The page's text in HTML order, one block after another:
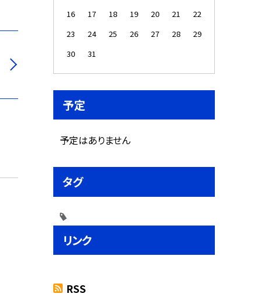
16
17 18 19 20 21
22
23
24 25 26 27 28
29
30
31
予定
予定はありません
タグ
リンク
RSS